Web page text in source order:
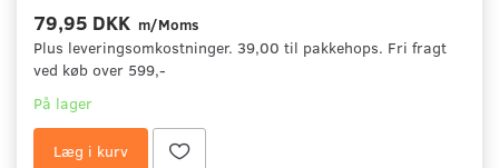
79,95 DKK m/Moms
Plus leveringsomkostninger. 39,00 til pakkehops. Fri fragt
ved køb over 599,-
På lager
Læg i kurv